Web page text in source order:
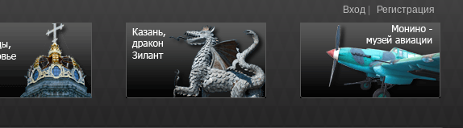
Вход Регистрация